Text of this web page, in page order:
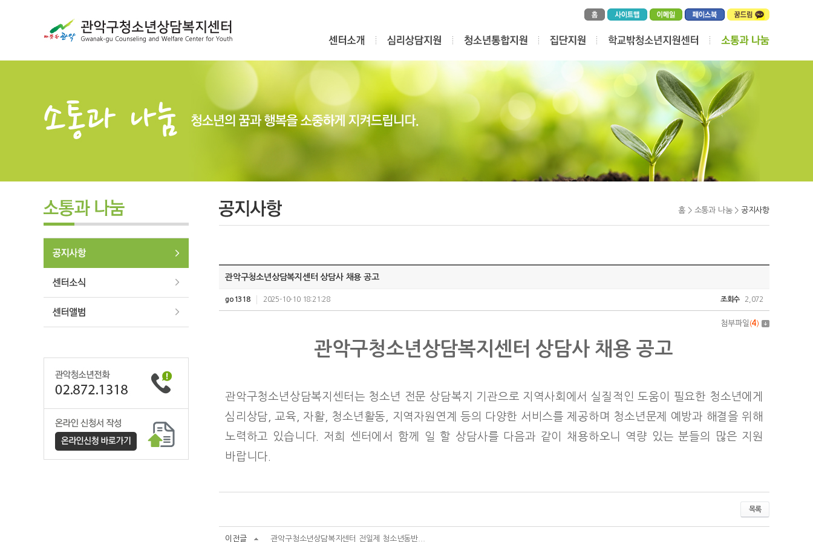
홈 > 소통과 나눔 > 공지사항
관악구청소년상담복지센터 상담사 채용 공고
go1318 2025-10-10 18:21:28 조회수 2,072
첨부파일 (4)
관악구청소년상담복지센터 상담사 채용 공고
관악구청소년상담복지센터는 청소년 전문 상담복지 기관으로 지역사회에서 실질적인 도움이 필요한 청소년에게
심리상담, 교육, 자활, 청소년활동, 지역자원연계 등의 다양한 서비스를 제공하며 청소년문제 예방과 해결을 위해
노력하고 있습니다. 저희 센터에서 함께 일 할 상담사를 다음과 같이 채용하오니 역량 있는 분들의 많은 지원
바랍니다.
목록
이전글 관악구청소년상담복지센터 전일제 청소년동반...